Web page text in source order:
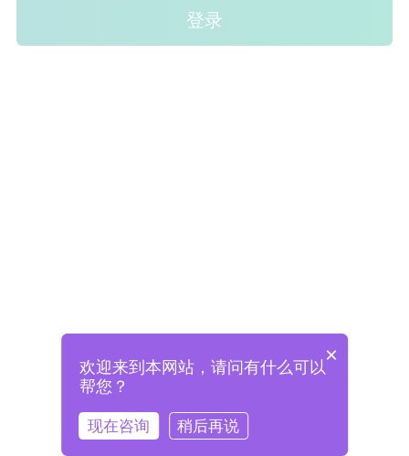
登录
登录即表示已阅读并同意《格兰德官网用户协议》
×
欢迎来到本网站，请问有什么可以
帮您？
现在咨询 稍后再说